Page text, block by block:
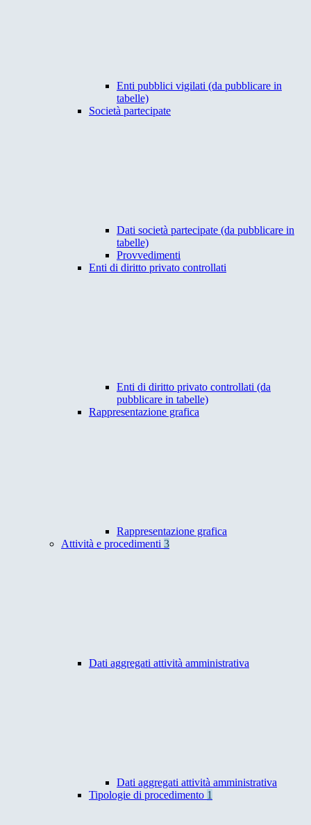
Enti pubblici vigilati (da pubblicare in
tabelle)
Società partecipate
Dati società partecipate (da pubblicare in
tabelle)
Provvedimenti
Enti di diritto privato controllati
Enti di diritto privato controllati (da
pubblicare in tabelle)
Rappresentazione grafica
Rappresentazione grafica
Attività e procedimenti 3
Dati aggregati attività amministrativa
Dati aggregati attività amministrativa
Tipologie di procedimento 1